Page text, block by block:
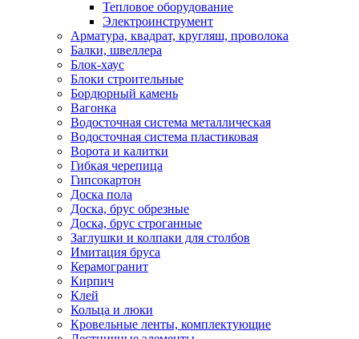
Тепловое оборудование
Электроинструмент
Арматура, квадрат, кругляш, проволока
Балки, швеллера
Блок-хаус
Блоки строительные
Бордюрный камень
Вагонка
Водосточная система металлическая
Водосточная система пластиковая
Ворота и калитки
Гибкая черепица
Гипсокартон
Доска пола
Доска, брус обрезные
Доска, брус строганные
Заглушки и колпаки для столбов
Имитация бруса
Керамогранит
Кирпич
Клей
Кольца и люки
Кровельные ленты, комплектующие